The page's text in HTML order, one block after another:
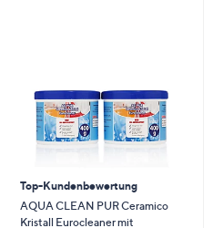
Top-Kundenbewertung
AQUA CLEAN PUR Ceramico
Kristall Eurocleaner mit